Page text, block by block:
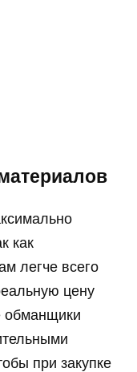
как
легче всего
цену
обманщики
при закупке